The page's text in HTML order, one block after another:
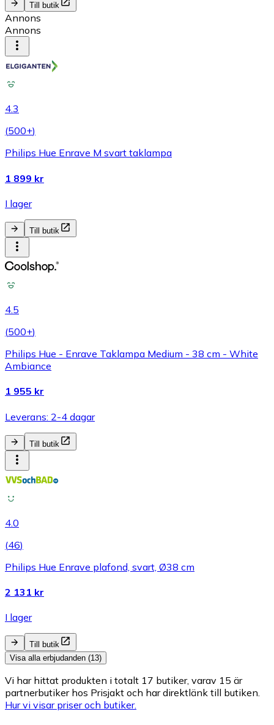
Till butik
Annons
Annons
4.3
(500+)
Philips Hue Enrave M svart taklampa
1 899 kr
I lager
Till butik
4.5
(500+)
Philips Hue - Enrave Taklampa Medium - 38 cm - White
Ambiance
1 955 kr
Leverans: 2-4 dagar
Till butik
4.0
(46)
Philips Hue Enrave plafond, svart, Ø38 cm
2 131 kr
I lager
Till butik
Visa alla erbjudanden (13)
Vi har hittat produkten i totalt 17 butiker, varav 15 är
partnerbutiker hos Prisjakt och har direktlänk till butiken.
Hur vi visar priser och butiker.